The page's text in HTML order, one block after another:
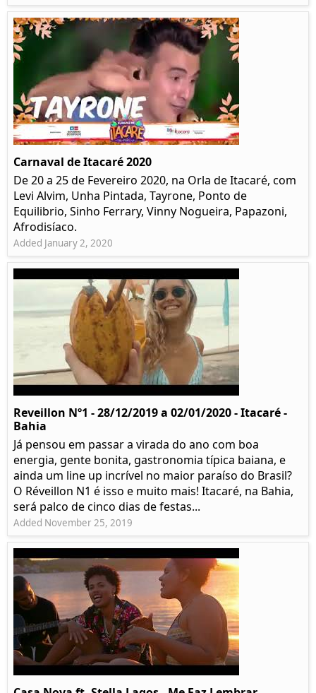
Carnaval de Itacaré 2020
De 20 a 25 de Fevereiro 2020, na Orla de Itacaré, com
Levi Alvim, Unha Pintada, Tayrone, Ponto de
Equilibrio, Sinho Ferrary, Vinny Nogueira, Papazoni,
Afrodisíaco.
Added January 2, 2020
Reveillon Nº1 - 28/12/2019 a 02/01/2020 - Itacaré -
Bahia
Já pensou em passar a virada do ano com boa
energia, gente bonita, gastronomia típica baiana, e
ainda um line up incrível no maior paraíso do Brasil?
O Réveillon N1 é isso e muito mais! Itacaré, na Bahia,
será palco de cinco dias de festas...
Added November 25, 2019